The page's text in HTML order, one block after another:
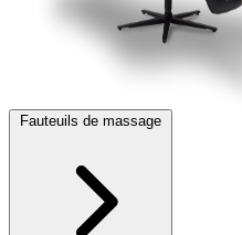
Fauteuils de massage